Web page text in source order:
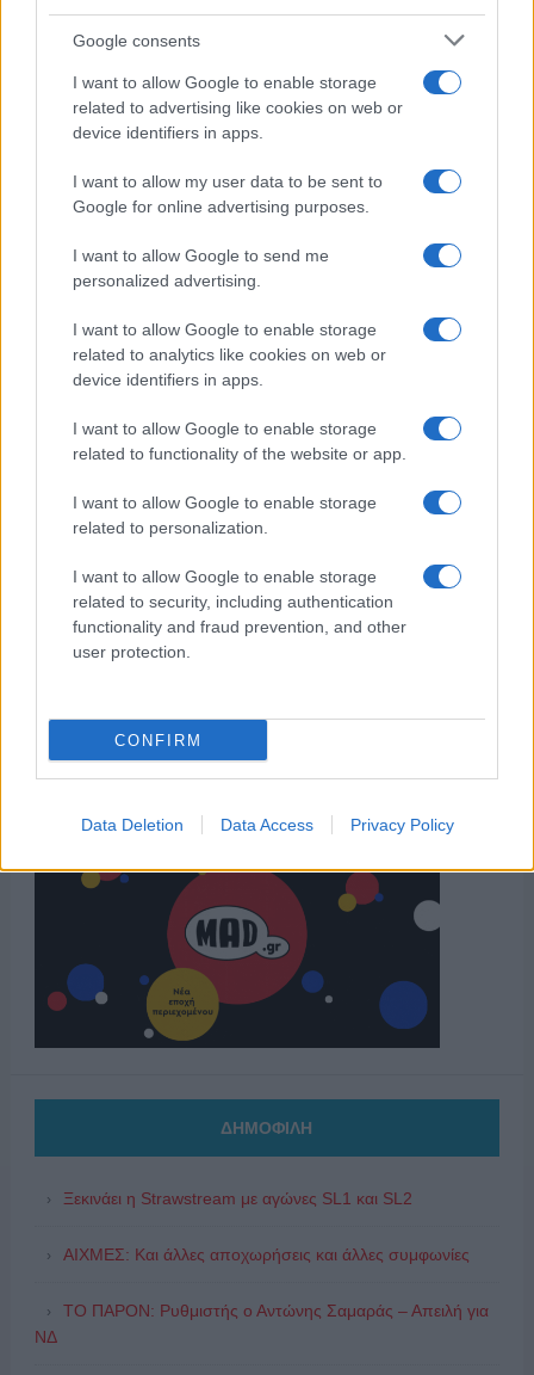
Google consents
I want to allow Google to enable storage
related to advertising like cookies on web or
device identifiers in apps.
I want to allow my user data to be sent to
Google for online advertising purposes.
I want to allow Google to send me
personalized advertising.
I want to allow Google to enable storage
related to analytics like cookies on web or
device identifiers in apps.
I want to allow Google to enable storage
related to functionality of the website or app.
I want to allow Google to enable storage
related to personalization.
I want to allow Google to enable storage
related to security, including authentication
functionality and fraud prevention, and other
user protection.
CONFIRM
Data Deletion Data Access Privacy Policy
ΤΟ ΠΑΡΟΝ ΤΗΣ ΚΥΡΙΑΚΗΣ
ΔΗΜΟΦΙΛΗ
Ξεκινάει η Strawstream με αγώνες SL1 και SL2
ΑΙΧΜΕΣ: Και άλλες αποχωρήσεις και άλλες συμφωνίες
ΤΟ ΠΑΡΟΝ: Ρυθμιστής ο Αντώνης Σαμαράς – Απειλή για
ΝΔ